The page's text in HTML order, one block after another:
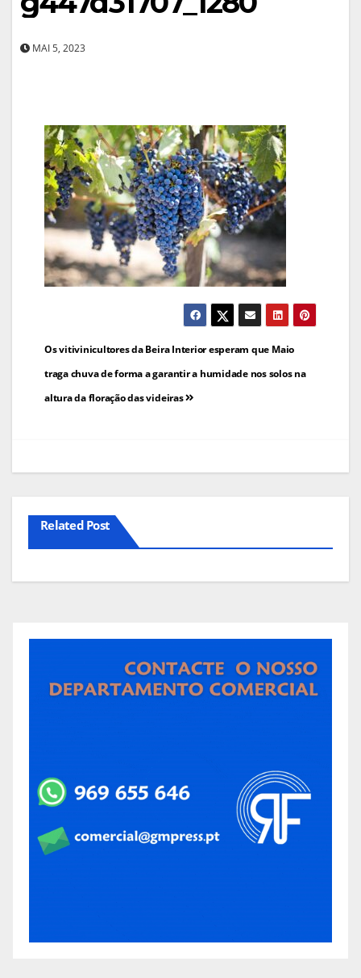
MAI 5, 2023
Navegação
de
artigos
Os vitivinicultores da Beira Interior esperam que Maio
traga chuva de forma a garantir a humidade nos solos na
altura da floração das videiras
Related Post